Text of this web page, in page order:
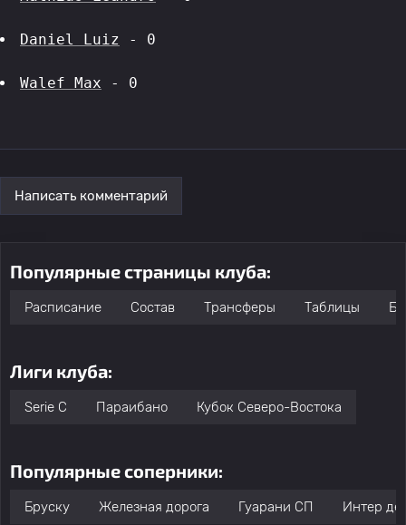
Daniel Luiz - 0
Walef Max - 0
Написать комментарий
Популярные страницы клуба:
Расписание Состав Трансферы Таблицы
Лиги клуба:
Serie C Параибано Кубок Северо-Востока
Популярные соперники:
Бруску Железная дорога Гуарани СП Интер